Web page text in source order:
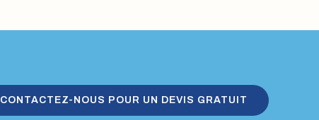
CONTACTEZ-NOUS POUR UN DEVIS GRATUIT